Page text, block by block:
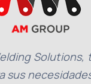
Solutions,
sus